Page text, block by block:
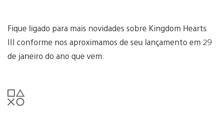
Fique ligado para mais novidades sobre Kingdom Hearts
III conforme nos aproximamos de seu lançamento em 29
de janeiro do ano que vem.